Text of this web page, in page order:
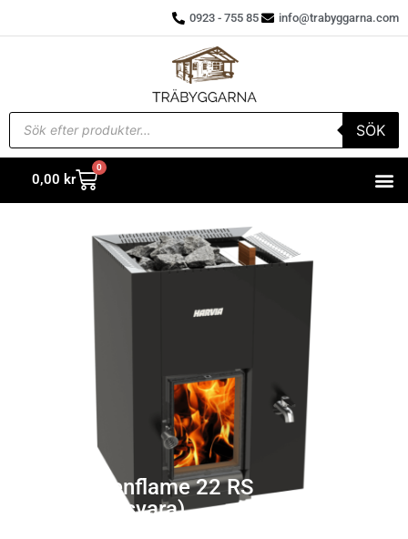
0923 - 755 85 info@trabyggarna.com
SÖK
0,00 kr
0
Harvia Greenflame 22 RS
(Beställningsvara)